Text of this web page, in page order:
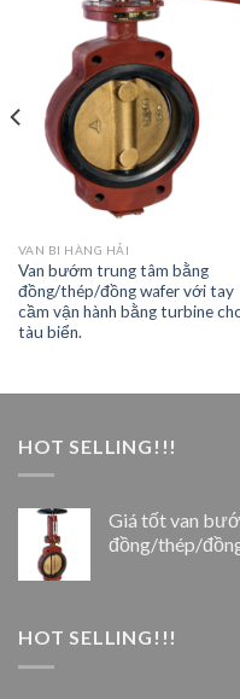
VAN BI HÀNG HẢI
Van bướm trung tâm bằng
đồng/thép/đồng wafer với tay
cầm vận hành bằng turbine
tàu biển.
HOT SELLING!!!
Giá tốt van
đồng/thép/
HOT SELLING!!!